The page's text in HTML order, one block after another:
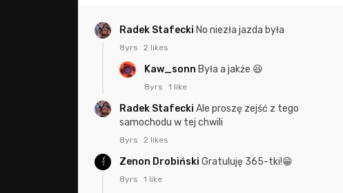
Radek Stafecki No niezła jazda była
8yrs 2 likes
Kaw_sonn Była a jakże 😆
8yrs 1 like
Radek Stafecki Ale proszę zejść z tego
samochodu w tej chwili
8yrs 2 likes
Zenon Drobiński Gratuluję 365-tki!😁
8yrs 1 like